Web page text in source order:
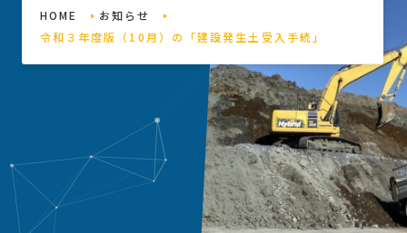
HOME
お知らせ
令和３年度版（10月）の「建設発生土受入手続」